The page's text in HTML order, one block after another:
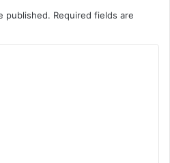
published. Required fields are